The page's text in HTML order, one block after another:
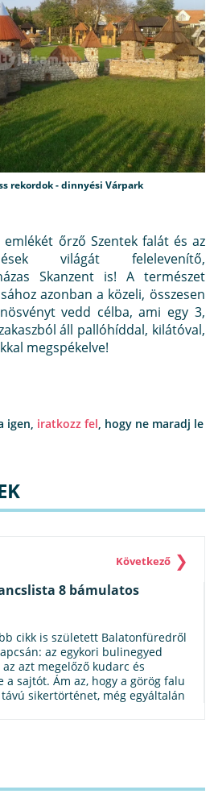
rekordok - dinnyési Várpark
őrző Szentek falát és az
világát felelevenítő,
Skanzent is! A természet
azonban a közeli, összesen
vedd célba, ami egy 3,
áll pallóhíddal, kilátóval,
megspékelve!
igen, iratkozz fel , hogy ne maradj le
8 bámulatos
cikk is született Balatonfüredről
az egykori bulinegyed
azt megelőző kudarc és
sajtót. Ám az, hogy a görög falu
sikertörténet, még egyáltalán
Következő ❯